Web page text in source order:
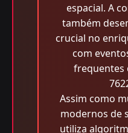
espacial. A
também
crucial no
com
frequentes
Assim como
modernos de
utiliza